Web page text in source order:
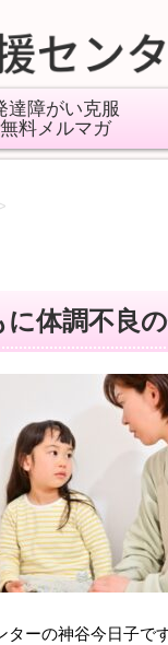
達障がい克服
無料メルマガ
>
体調不良
ーの神谷今日子です